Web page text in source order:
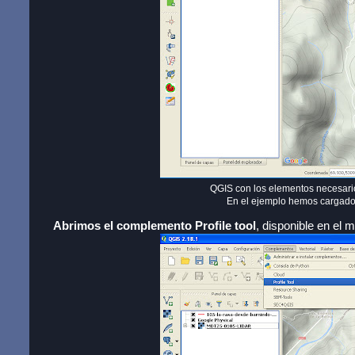
QGIS con los elementos
En el ejemplo hemos
Abrimos el complemento Profile tool, disponible en el